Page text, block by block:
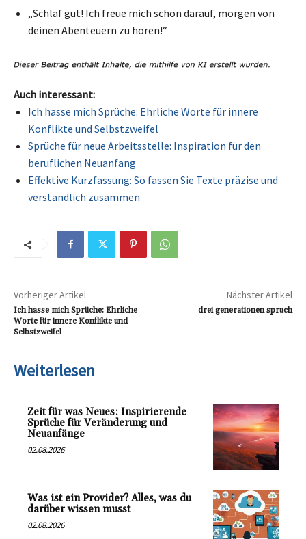
„Schlaf gut! Ich freue mich schon darauf, morgen von
deinen Abenteuern zu hören!“
Auch interessant:
Ich hasse mich Sprüche: Ehrliche Worte für innere
Konflikte und Selbstzweifel
Sprüche für neue Arbeitsstelle: Inspiration für den
beruflichen Neuanfang
Effektive Kurzfassung: So fassen Sie Texte präzise und
verständlich zusammen
Vorheriger Artikel
Ich hasse mich Sprüche: Ehrliche
Worte für innere Konflikte und
Selbstzweifel
Nächster Artikel
drei generationen spruch
Weiterlesen
Zeit für was Neues: Inspirierende
Sprüche für Veränderung und
Neuanfänge
02.08.2026
Was ist ein Provider? Alles, was du
darüber wissen musst
02.08.2026